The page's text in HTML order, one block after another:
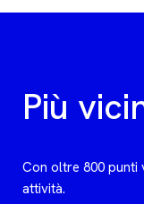
Più
Con oltre 800 punti
attività.